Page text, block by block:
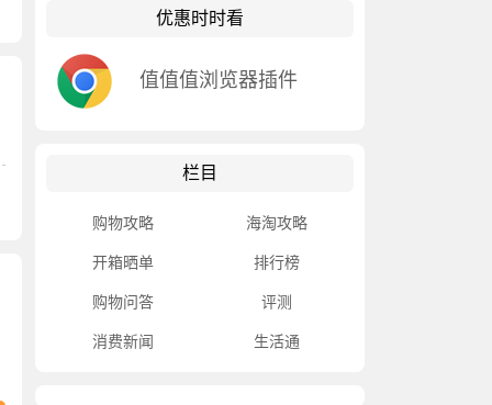
优惠时时看
值值值浏览器插件
栏目
购物攻略 海淘攻略
开箱晒单 排行榜
购物问答 评测
消费新闻 生活通